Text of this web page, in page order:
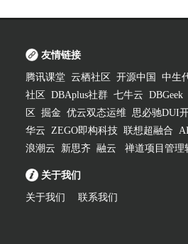
友情链接
腾讯课堂 云栖社区 开源中国 中生
社区
DBAplus社群 七牛云 DBGeek
区
掘金 优云双态运维 思必驰DUI
华云 ZEGO即构科技 联想超融合
浪潮云
新思齐 融云 禅道项目管理
关于我们
关于我们 联系我们